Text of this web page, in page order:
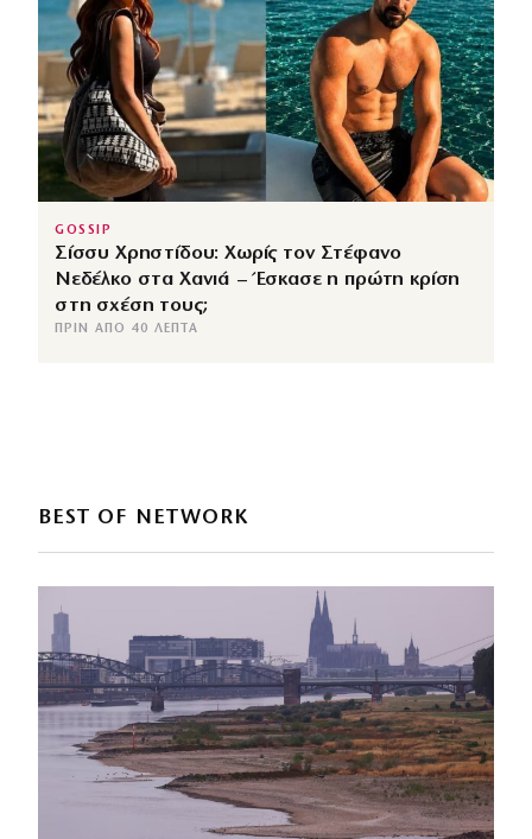
GOSSIP
Σίσσυ Χρηστίδου: Χωρίς τον Στέφανο
Νεδέλκο στα Χανιά – Έσκασε η πρώτη κρίση
στη σχέση τους;
ΠΡΙΝ ΑΠΌ 40 ΛΕΠΤΆ
BEST OF NETWORK